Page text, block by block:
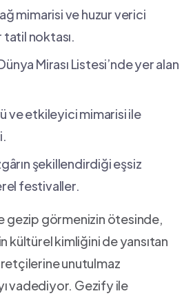
mimarisi ve huzur​ verici
tatil noktası.
Mirası Listesi’nde yer alan
ve etkileyici ​mimarisi ile
şekillendirdiği eşsiz
festivaller.
gezip görmenizin ötesinde,
kültürel kimliğini de yansıtan
unutulmaz
‌vadediyor. Gezify ile